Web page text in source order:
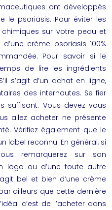
ont développés
le psoriasis. Pour éviter les
sur votre peau et
crème psoriasis 100%
Pour savoir si le
de lire les ingrédients
s’agit d’un achat en ligne,
des internautes. Se fier
suffisant. Vous devez vous
allez acheter ne présente
Vérifiez également que le
label reconnu. En général, si
remarquerez sur son
logo ou d’une toute autre
bel et bien d’une crème
ailleurs que cette dernière
c’est de l’acheter dans